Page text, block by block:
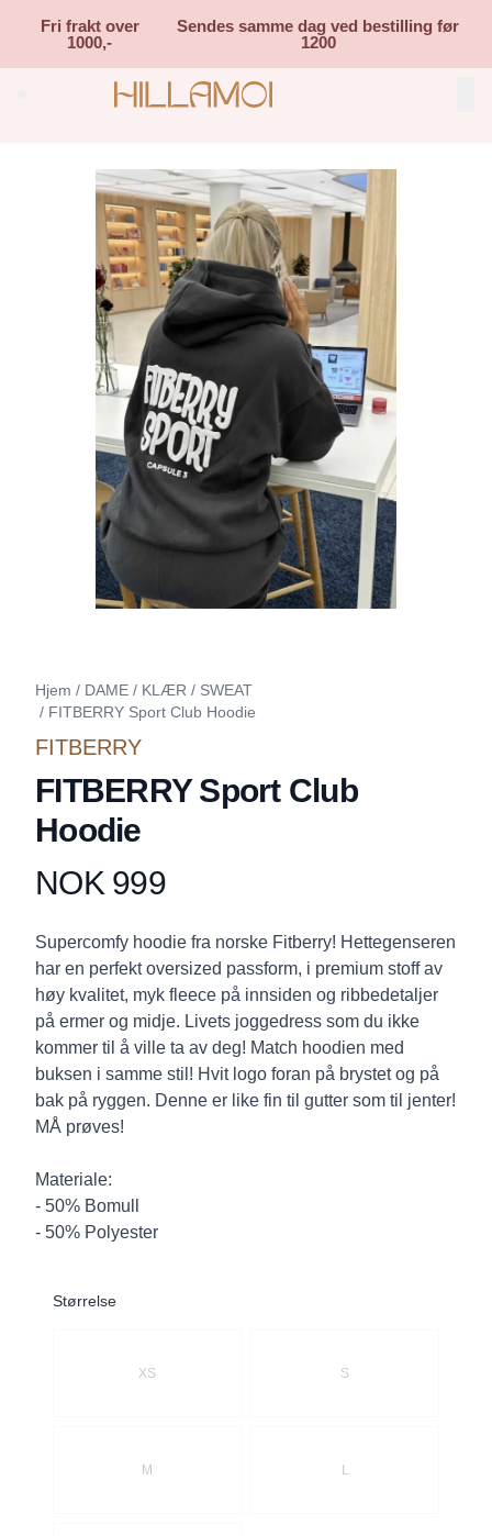
Fri frakt over
1000,-
Sendes samme dag ved bestilling før
1200
Search (⌘K)
Hjem / DAME / KLÆR / SWEAT
/ FITBERRY Sport Club Hoodie
FITBERRY
FITBERRY Sport Club
Hoodie
Produktdetaljer
NOK 999
Description
Supercomfy hoodie fra norske Fitberry! Hettegenseren
har en perfekt oversized passform, i premium stoff av
høy kvalitet, myk fleece på innsiden og ribbedetaljer
på ermer og midje. Livets joggedress som du ikke
kommer til å ville ta av deg! Match hoodien med
buksen i samme stil! Hvit logo foran på brystet og på
bak på ryggen. Denne er like fin til gutter som til jenter!
MÅ prøves!
Materiale:
- 50% Bomull
- 50% Polyester
Størrelse
XS S
M L